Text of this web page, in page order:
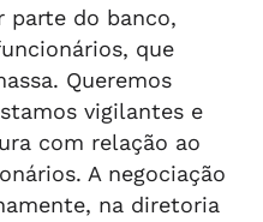
parte do banco,
que
Queremos
vigilantes e
com relação ao
A negociação
na diretoria